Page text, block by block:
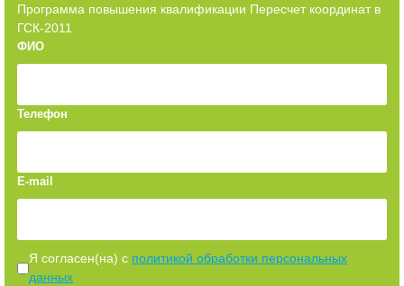
Программа повышения квалификации Пересчет координат в
ГСК-2011
ФИО
Телефон
E-mail
Я согласен(на) с политикой обработки персональных
данных